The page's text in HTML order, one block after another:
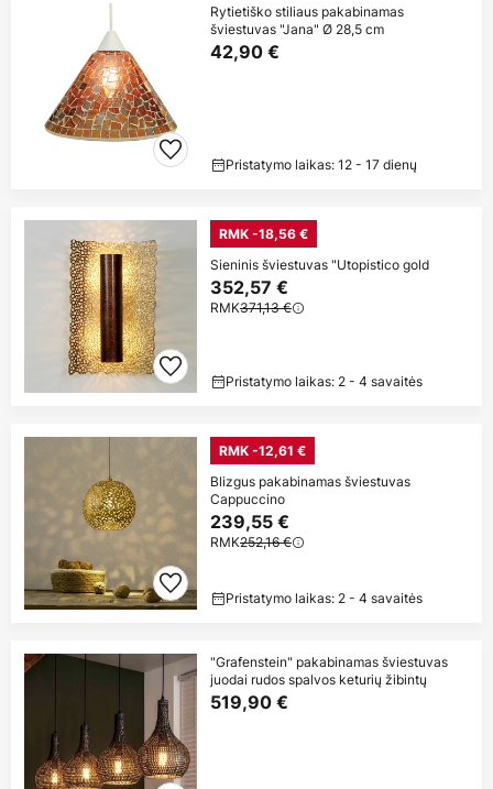
Rytietiško stiliaus pakabinamas
šviestuvas "Jana" Ø 28,5 cm
42,90 €
Pristatymo laikas: 12 - 17 dienų
RMK -18,56 €
Sieninis šviestuvas "Utopistico gold
352,57 €
RMK371,13 €
Pristatymo laikas: 2 - 4 savaitės
RMK -12,61 €
Blizgus pakabinamas šviestuvas
Cappuccino
239,55 €
RMK252,16 €
Pristatymo laikas: 2 - 4 savaitės
"Grafenstein" pakabinamas šviestuvas
juodai rudos spalvos keturių žibintų
519,90 €